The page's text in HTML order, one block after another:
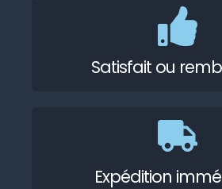
Satisfait ou
Expédition